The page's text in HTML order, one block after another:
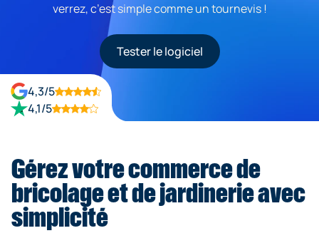
verrez, c’est simple comme un tournevis !
Tester le logiciel
4,3/5
4,1/5
Gérez votre commerce de
bricolage et de jardinerie avec
simplicité